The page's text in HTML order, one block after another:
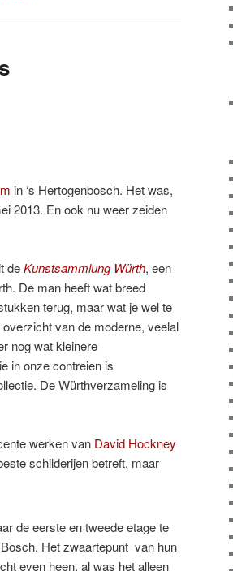
in ‘s Hertogenbosch. Het was,
2013. En ook nu weer zeiden
deKunstsammlung Würth, een
De man heeft wat breed
terug, maar wat je wel te
van de moderne, veelal
nog wat kleinere
in onze contreien is
De Würthverzameling is
werken van David Hockney
schilderijen betreft, maar
de eerste en tweede etage te
Het zwaartepunt van hun
even heen, al was het alleen